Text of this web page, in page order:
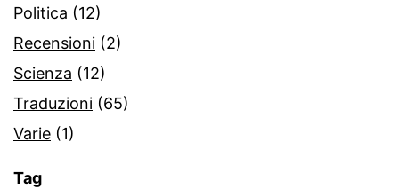
Politica (12)
Recensioni (2)
Scienza (12)
Traduzioni (65)
Varie (1)
Tag